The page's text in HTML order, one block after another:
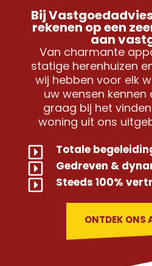
Bij
rekenen op een
aan
Van charmante
statige herenhuizen
wij hebben voor elk
uw wensen kennen
graag bij het
woning uit ons
Totale
Gedreven &
Steeds 100%
ONTDEK ONS